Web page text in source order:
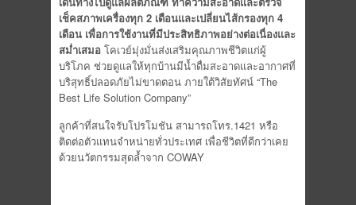
เช็คสภาพเครื่องทุก 2 เดือนและเปลี่ยนไส้กรองทุก 4
เดือน เพื่อการใช้งานที่มีประสิทธิภาพอย่างต่อเนื่องและ
สม่ำเสมอ โคเวย์มุ่งมั่นส่งเสริมคุณภาพชีวิตแก่ผู้
บริโภค ช่วยดูแลให้ทุกบ้านมีน้ำดื่มสะอาดและอากาศที่
บริสุทธิ์ปลอดภัยไม่ขาดตอน ภายใต้วิสัยทัศน์ “The
Best Life Solution Company”
ลูกค้าที่สนใจรับโปรโมชัน สามารถโทร.1421 หรือ
ติดต่อตัวแทนจำหน่ายทั่วประเทศ เพื่อชีวิตที่ดีกว่าเคย
ด้วยนวัตกรรมสุดล้ำจาก COWAY